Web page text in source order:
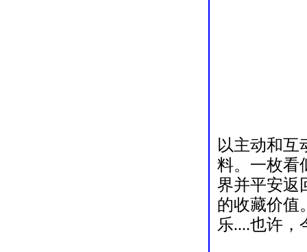
以主动和互
料。一枚看
界并平安返
的收藏价值
乐....也许，